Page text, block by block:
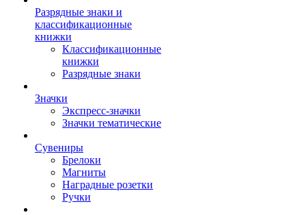
Разрядные знаки и
классификационные
книжки
Классификационные
книжки
Разрядные знаки
Значки
Экспресс-значки
Значки тематические
Сувениры
Брелоки
Магниты
Наградные розетки
Ручки